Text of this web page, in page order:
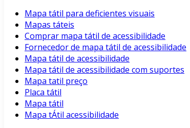
Mapa tátil para deficientes visuais
Mapas táteis
Comprar mapa tátil de acessibilidade
Fornecedor de mapa tátil de acessibilidade
Mapa tátil de acessibilidade
Mapa tátil de acessibilidade com suportes
Mapa tatil preço
Placa tátil
Mapa tátil
Mapa tÁtil acessibilidade